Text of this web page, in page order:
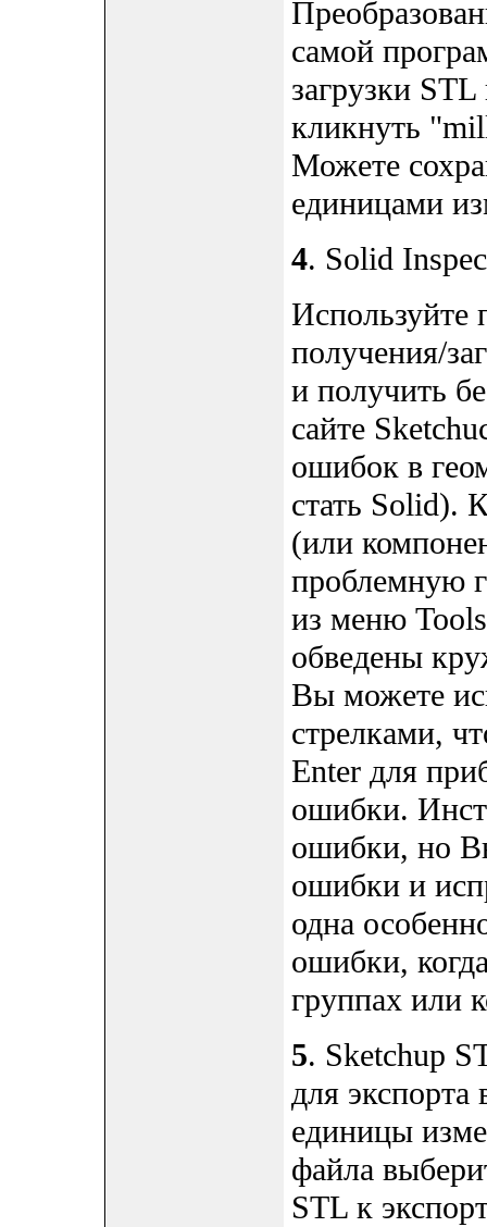
самой
загрузки
кликнуть
Можете
единицами
4. Solid
Используйте
получения/
и получить
сайте
ошибок в
стать Solid).
(или
проблемную
из меню
обведены
Вы можете
стрелками,
Enter для
ошибки.
ошибки, но
ошибки и
одна
ошибки,
группах или
5. Sketchup
для
единицы
файла
STL к